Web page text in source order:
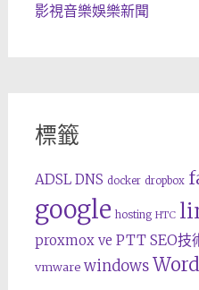
影視音樂娛樂新聞
標籤
ADSL DNS docker dropbox
google hosting HTC
proxmox ve PTT SEO技
vmware windows